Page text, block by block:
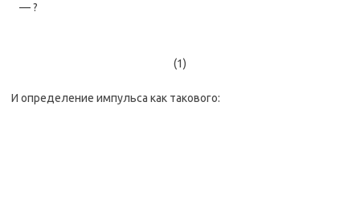
— ?
(1)
И определение импульса как такового: